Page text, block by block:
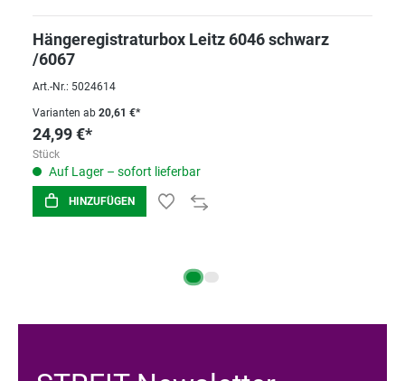
Hängeregistraturbox Leitz 6046 schwarz
/6067
Art.-Nr.: 5024614
Varianten ab 20,61 €*
24,99 €*
Stück
Auf Lager – sofort lieferbar
HINZUFÜGEN